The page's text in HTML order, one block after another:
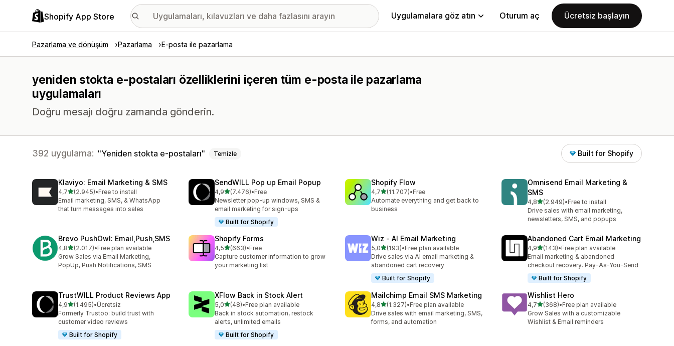
Shopify App Store Uygulamalara göz atın Oturum aç Ücretsiz başlayın
Pazarlama ve dönüşüm Pazarlama E-posta ile pazarlama
yeniden stokta e-postaları özelliklerini içeren tüm e-posta ile pazarlama
uygulamaları
Doğru mesajı doğru zamanda gönderin.
392 uygulama: Yeniden stokta e-postaları Temizle Built for Shopify
Klaviyo: Email Marketing & SMS
4,75 yıldız üzerinden
(2.945)
toplam 2945 değerlendirme
•Free to install
Email marketing, SMS, & WhatsApp
that turn messages into sales
SendWILL Pop up Email Popup
4,95 yıldız üzerinden
(7.476)
toplam 7476 değerlendirme
•Free
Newsletter pop-up windows, SMS &
email marketing for sign-ups
Built for Shopify
Shopify Flow
4,75 yıldız üzerinden
(11.707)
toplam 11707 değerlendirme
•Free
Automate everything and get back to
business
Omnisend Email Marketing &
SMS
4,85 yıldız üzerinden
(2.949)
toplam 2949 değerlendirme
•Free to install
Drive sales with email marketing,
newsletters, SMS, and popups
Brevo PushOwl: Email,Push,SMS
4,85 yıldız üzerinden
(2.017)
toplam 2017 değerlendirme
•Free plan available
Grow Sales via Email Marketing,
PopUp, Push Notifications, SMS
Shopify Forms
4,55 yıldız üzerinden
(663)
toplam 663 değerlendirme
•Free
Capture customer information to grow
your marketing list
Wiz ‑ AI Email Marketing
5,05 yıldız üzerinden
(193)
toplam 193 değerlendirme
•Free plan available
Drive sales via AI email marketing &
abandoned cart recovery
Built for Shopify
Abandoned Cart Email Marketing
4,95 yıldız üzerinden
(143)
toplam 143 değerlendirme
•Free plan available
Email marketing & abandoned
checkout recovery. Pay-As-You-Send
Built for Shopify
TrustWILL Product Reviews App
4,95 yıldız üzerinden
(1.495)
toplam 1495 değerlendirme
•Ücretsiz
Formerly Trustoo: build trust with
customer video reviews
Built for Shopify
XFlow Back in Stock Alert
5,05 yıldız üzerinden
(48)
toplam 48 değerlendirme
•Free plan available
Back in stock automation, restock
alerts, unlimited emails
Built for Shopify
Mailchimp Email SMS Marketing
4,85 yıldız üzerinden
(1.327)
toplam 1327 değerlendirme
•Free plan available
Drive sales with email marketing, SMS,
forms, and automation
Wishlist Hero
4,75 yıldız üzerinden
(368)
toplam 368 değerlendirme
•Free plan available
Grow Sales with a customizable
Wishlist & Email reminders